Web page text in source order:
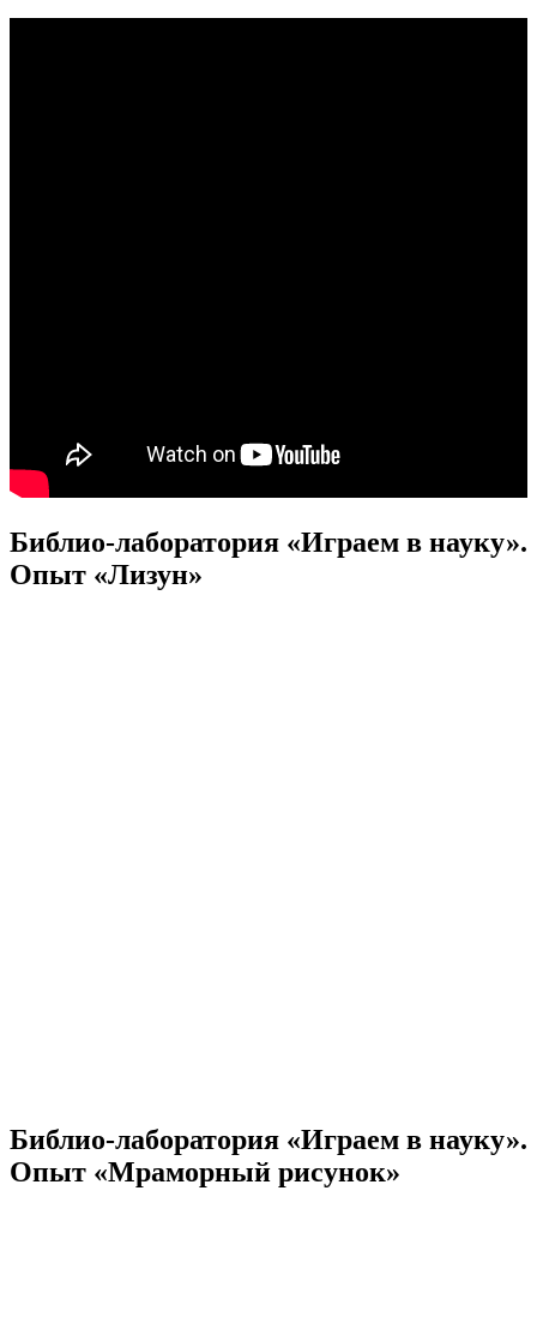
Библио-лаборатория «Играем в науку».
Опыт «Лизун»
Библио-лаборатория «Играем в науку».
Опыт «Мраморный рисунок»